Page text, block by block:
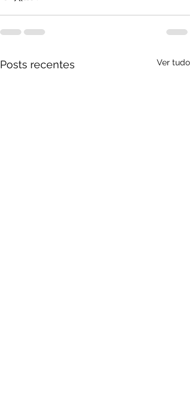
Posts recentes Ver tudo